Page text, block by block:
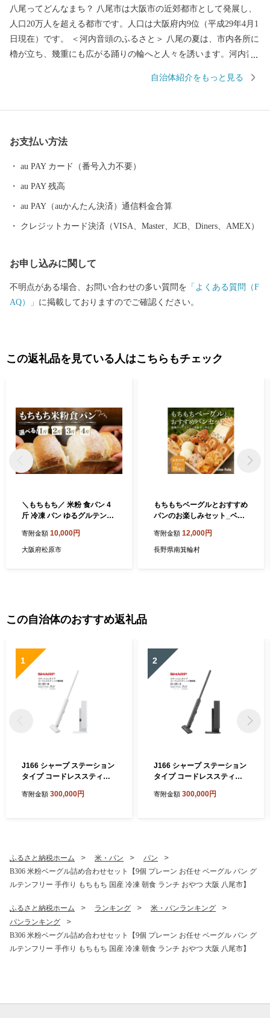
八尾ってどんなまち？ 八尾市は大阪市の近郊都市として発展し、
人口20万人を超える都市です。人口は大阪府内9位（平成29年4月1
日現在）です。 ＜河内音頭のふるさと＞ 八尾の夏は、市内各所に
櫓が立ち、幾重にも広がる踊りの輪へと人々を誘います。河内音
でも、「河内音頭発祥の地」と伝わる常光寺の正調河内音頭は、
でしか聞くことができません。 また、夏の風物詩として毎年9月
市民で賑わいます。 ＜歴史遺産のまち＞ 八尾市はゆたかな歴史や
文化財を有するまちです。市東部にある高安山山ろくは、地元で
「やまんねき」と呼ばれ、古くから人々が暮らす里山であり、歴
る「高安千塚（たかやすせんづか）古墳群」」は全国的にも知ら
すます活力にあふれています。 八尾の特産 ＜八尾えだまめ＞ 八
＜八尾若ごぼう＞ 全国でもトップクラスの出荷量で、食物繊維や
鉄分、カルシウム、ルチンを多く含み、健康食材としても注目を
浴びています。「葉ごぼう」とも呼ばれ、葉・茎・根を丸ごと食
べることができます。しゃきしゃきとした歯ざわりとほのかな苦
味が食卓に春を運びます。
自治体紹介をもっと見る
お支払い方法
au PAY カード（番号入力不要）
au PAY 残高
au PAY（auかんたん決済）通信料金合算
クレジットカード決済（VISA、Master、JCB、Diners、AMEX）
お申し込みに関して
不明点がある場合、お問い合わせの多い質問を 「よくある質問（F
AQ）」 に掲載しておりますのでご確認ください。
この返礼品を見ている人はこちらもチェック
＼もちもち／ 米粉 食パン 4
斤 冷凍 パン ゆるグルテンフ
ン パンセット お試し食パン
ヘルシー 朝食 おやつ 大阪府
寄附金額 10,000円
大阪府松原市
もちもちベーグルとおすすめ
パンのお楽しみセット_ベー
め セット 詰合せ 食べ比べ ぱ
ん 冷凍パン 食事パン スイー
寄附金額 12,000円
長野県南箕輪村
この自治体のおすすめ返礼品
1
J166 シャープ ステーション
タイプ コードレススティッ
ト系)【シャープ 電化製品 家
生活 正規品 大阪府 八尾市 返
礼品】
寄附金額 300,000円
2
J166 シャープ ステーション
タイプ コードレススティッ
系)【シャープ 電化製品 家電
活 正規品 大阪府 八尾市 返礼
品】
寄附金額 300,000円
ふるさと納税ホーム 米・パン
パン
B306 米粉ベーグル詰め合わせセット【9個 プレーン お任せ ベーグル パン グ
ルテンフリー 手作り もちもち 国産 冷凍 朝食 ランチ おやつ 大阪 八尾市】
ふるさと納税ホーム ランキング
米・パンランキング
パンランキング
B306 米粉ベーグル詰め合わせセット【9個 プレーン お任せ ベーグル パン グ
ルテンフリー 手作り もちもち 国産 冷凍 朝食 ランチ おやつ 大阪 八尾市】